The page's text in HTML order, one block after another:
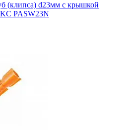
(клипса) d23мм с крышкой
PASW23N